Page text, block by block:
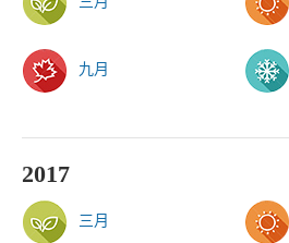
九月
2017
三月